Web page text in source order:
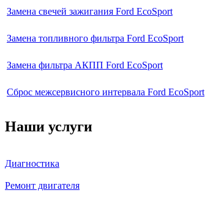
Замена свечей зажигания Ford EcoSport
Замена топливного фильтра Ford EcoSport
Замена фильтра АКПП Ford EcoSport
Сброс межсервисного интервала Ford EcoSport
Наши услуги
Диагностика
Ремонт двигателя